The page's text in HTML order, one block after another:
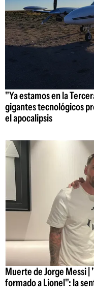
"Ya estamos en la
gigantes tecnológicos
el apocalipsis
Muerte de Jorge Messi |
formado a Lionel": la